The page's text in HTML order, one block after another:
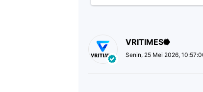
VRITIMES
Senin, 25 Mei 2026,